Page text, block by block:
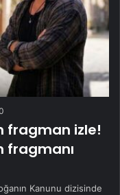
fragman izle!
fragmanı
Kanunu dizisinde